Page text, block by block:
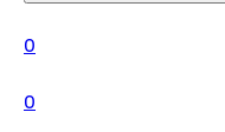
0
0